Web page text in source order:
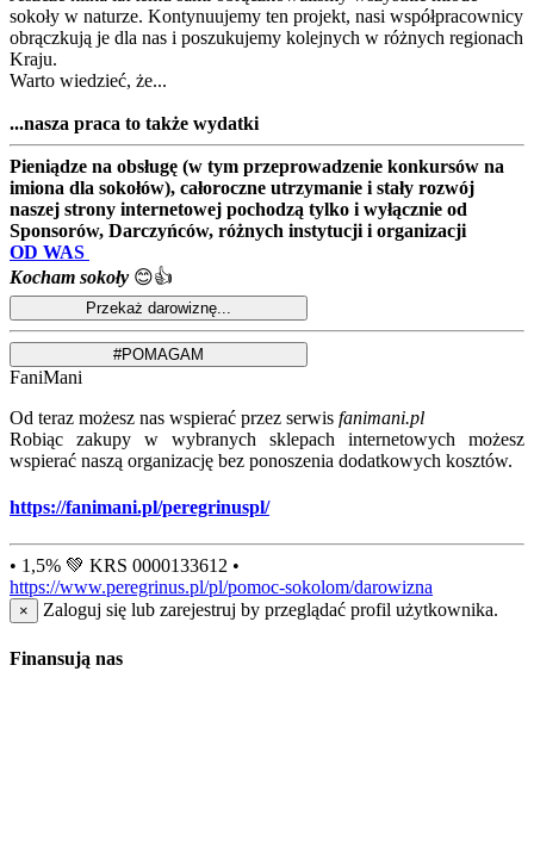
sokoły w naturze. Kontynuujemy ten projekt, nasi współpracownicy
obrączkują je dla nas i poszukujemy kolejnych w różnych regionach
Kraju.
Warto wiedzieć, że...
...nasza praca to także wydatki
Pieniądze na obsługę (w tym przeprowadzenie konkursów na
imiona dla sokołów), całoroczne utrzymanie i stały rozwój
naszej strony internetowej pochodzą tylko i wyłącznie od
Sponsorów, Darczyńców, różnych instytucji i organizacji
OD WAS
Kocham sokoły 😊👍
FaniMani
Od teraz możesz nas wspierać przez serwis fanimani.pl
Robiąc zakupy w wybranych sklepach internetowych możesz
wspierać naszą organizację bez ponoszenia dodatkowych kosztów.
https://fanimani.pl/peregrinuspl/
• 1,5% 💚 KRS 0000133612 •
https://www.peregrinus.pl/pl/pomoc-sokolom/darowizna
× Zaloguj się lub zarejestruj by przeglądać profil użytkownika.
Finansują nas